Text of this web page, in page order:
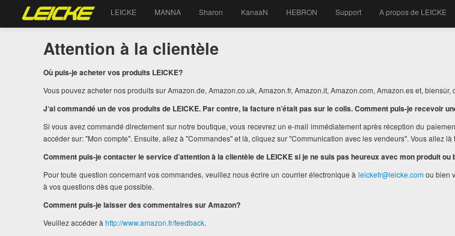
LEICKE MANNA Sharon KanaaN HEBRON Support A propos de LEICKE
Attention à la clientèle
Où puis-je acheter vos produits LEICKE?
Vous pouvez acheter nos produits sur Amazon.de, Amazon.co.uk, Amazon.fr, Amazon.it, Amazon.com, Amazon.es et,
J‘ai commandé un de vos produits de LEICKE. Par contre, la facture n’était pas sur le colis. Comment puis-je recevoir
Si vous avez commandé directement sur notre boutique, vous recevrez un e-mail immédiatement après réception du
accéder sur: "Mon compte". Ensuite, allez à "Commandes" et là, cliquez sur "Communication avec les vendeurs". Vous allez
Comment puis-je contacter le service d’attention à la clientèle de LEICKE si je ne suis pas heureux avec mon produit
Pour toute question concernant vos commandes, veuillez nous écrire un courrier électronique à leickefr@leicke.comou bien
à vos questions dès que possible.
Comment puis-je laisser des commentaires sur Amazon?
Veuillez accéder à http://www.amazon.fr/feedback.